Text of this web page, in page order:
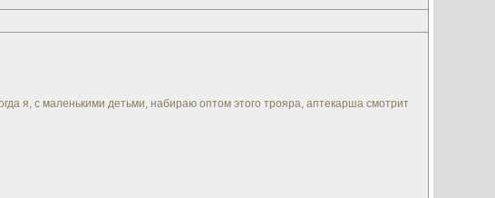
я, с маленькими детьми, набираю оптом этого трояра, аптекарша смотрит